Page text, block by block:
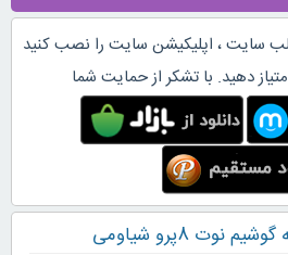
سایت ، اپلیکیشن سایت را نصب کنید
دهید. با تشکر از حمایت شما
8پرو شیاومی